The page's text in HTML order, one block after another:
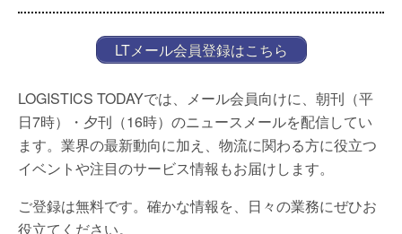
LTメール会員登録はこちら
LOGISTICS TODAYでは、メール会員向けに、朝刊（平
日7時）・夕刊（16時）のニュースメールを配信してい
ます。業界の最新動向に加え、物流に関わる方に役立つ
イベントや注目のサービス情報もお届けします。
ご登録は無料です。確かな情報を、日々の業務にぜひお
役立てください。